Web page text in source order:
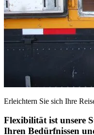
Erleichtern Sie sich Ihre
Flexibilität ist unsere
Ihren Bedürfnissen